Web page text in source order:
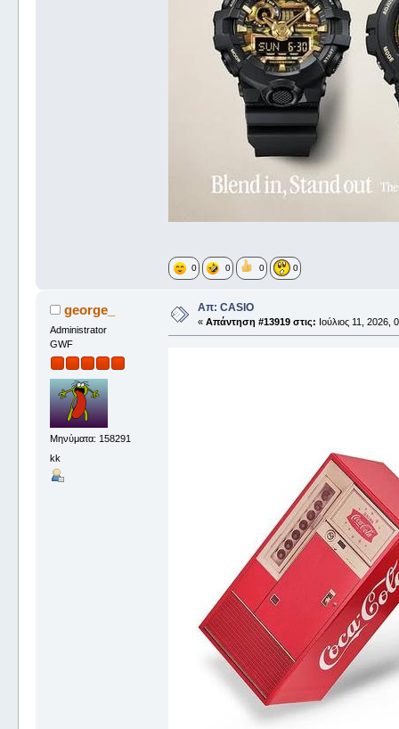
0 0 0 0
george_
Administrator
GWF
Μηνύματα: 158291
kk
Απ: CASIO
« Απάντηση #13919 στις: Ιούλιος 11, 2026,